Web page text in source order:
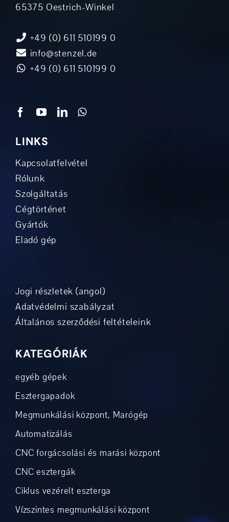
65375 Oestrich-Winkel
+49 (0) 611 510199 0
info@stenzel.de
+49 (0) 611 510199 0
LINKS
Kapcsolatfelvétel
Rólunk
Szolgáltatás
Cégtörténet
Gyártók
Eladó gép
Jogi részletek (angol)
Adatvédelmi szabályzat
Általános szerződési feltételeink
KATEGÓRIÁK
egyéb gépek
Esztergapadok
Megmunkálási központ, Marógép
Automatizálás
CNC forgácsolási és marási központ
CNC esztergák
Ciklus vezérelt eszterga
Vízszintes megmunkálási központ